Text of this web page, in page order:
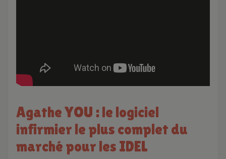
Agathe YOU : le logiciel
infirmier le plus complet du
marché pour les IDEL